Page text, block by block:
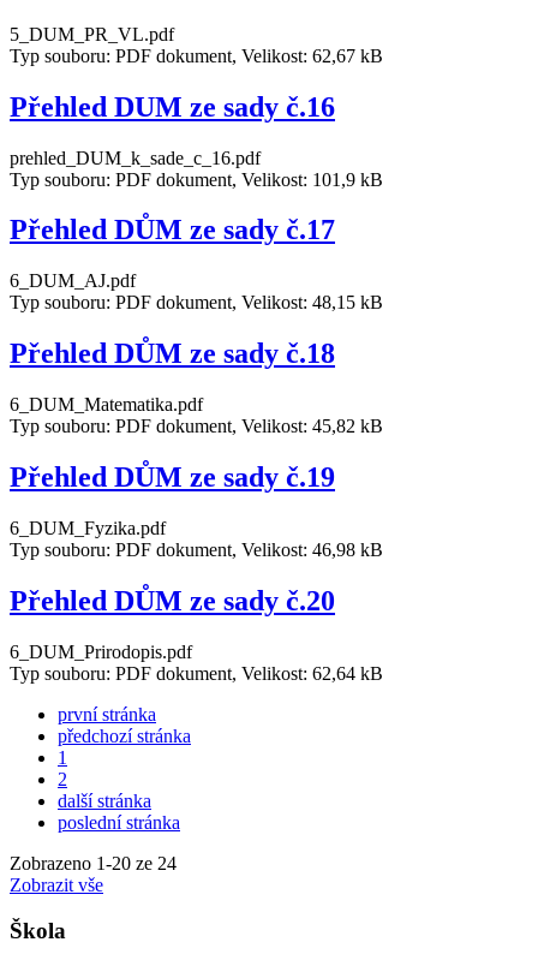
5_DUM_PR_VL.pdf
Typ souboru: PDF dokument, Velikost: 62,67 kB
Přehled DUM ze sady č.16
prehled_DUM_k_sade_c_16.pdf
Typ souboru: PDF dokument, Velikost: 101,9 kB
Přehled DŮM ze sady č.17
6_DUM_AJ.pdf
Typ souboru: PDF dokument, Velikost: 48,15 kB
Přehled DŮM ze sady č.18
6_DUM_Matematika.pdf
Typ souboru: PDF dokument, Velikost: 45,82 kB
Přehled DŮM ze sady č.19
6_DUM_Fyzika.pdf
Typ souboru: PDF dokument, Velikost: 46,98 kB
Přehled DŮM ze sady č.20
6_DUM_Prirodopis.pdf
Typ souboru: PDF dokument, Velikost: 62,64 kB
první stránka
předchozí stránka
1
2
další stránka
poslední stránka
Zobrazeno 1-20 ze 24
Zobrazit vše
Škola